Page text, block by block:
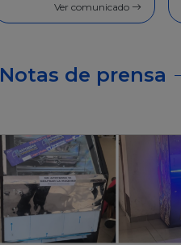
Ver comunicado
Notas de prensa